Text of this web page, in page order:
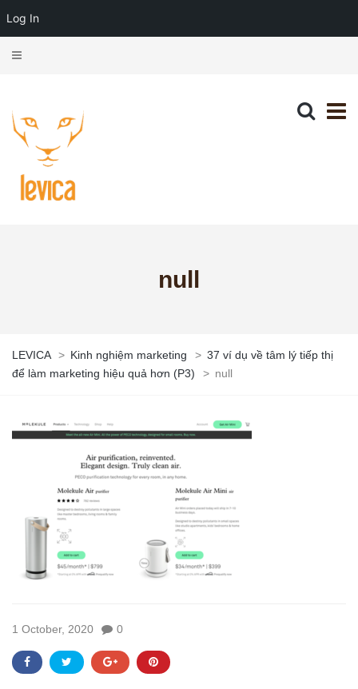
null
LEVICA > Kinh nghiệm marketing > 37 ví dụ về tâm lý tiếp thị
để làm marketing hiệu quả hơn (P3)
> null
1 October, 2020 0
Log In